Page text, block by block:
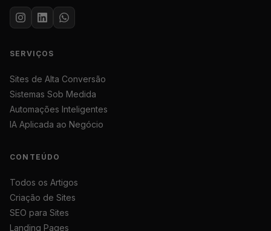
SERVIÇOS
Sites de Alta Conversão
Sistemas Sob Medida
Automações Inteligentes
IA Aplicada ao Negócio
CONTEÚDO
Todos os Artigos
Criação de Sites
SEO para Sites
Landing Pages